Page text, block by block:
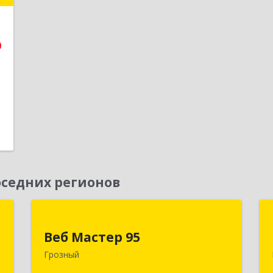
регионов
Веб Мастер 95
Грозный
364050, Чеченская Респ, Грозный г,